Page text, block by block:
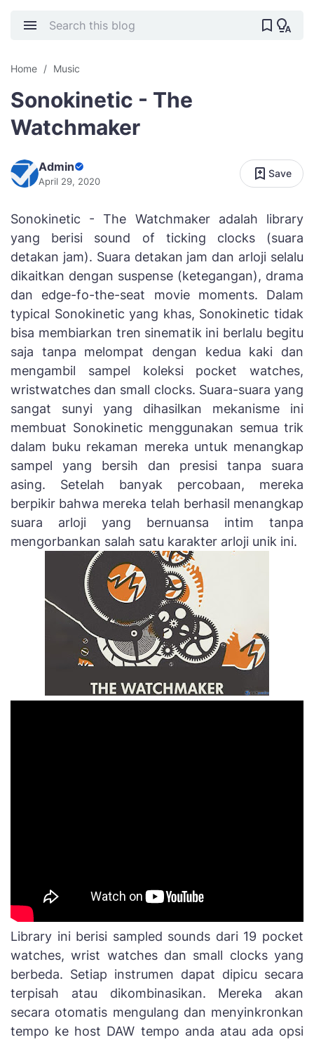
Home Music
Sonokinetic - The
Watchmaker
Admin
April 29, 2020
Save
Sonokinetic - The Watchmaker adalah library
yang berisi sound of ticking clocks (suara
detakan jam). Suara detakan jam dan arloji selalu
dikaitkan dengan suspense (ketegangan), drama
dan edge-fo-the-seat movie moments. Dalam
typical Sonokinetic yang khas, Sonokinetic tidak
bisa membiarkan tren sinematik ini berlalu begitu
saja tanpa melompat dengan kedua kaki dan
mengambil sampel koleksi pocket watches,
wristwatches dan small clocks. Suara-suara yang
sangat sunyi yang dihasilkan mekanisme ini
membuat Sonokinetic menggunakan semua trik
dalam buku rekaman mereka untuk menangkap
sampel yang bersih dan presisi tanpa suara
asing. Setelah banyak percobaan, mereka
berpikir bahwa mereka telah berhasil menangkap
suara arloji yang bernuansa intim tanpa
mengorbankan salah satu karakter arloji unik ini.
Library ini berisi sampled sounds dari 19 pocket
watches, wrist watches dan small clocks yang
berbeda. Setiap instrumen dapat dipicu secara
terpisah atau dikombinasikan. Mereka akan
secara otomatis mengulang dan menyinkronkan
tempo ke host DAW tempo anda atau ada opsi